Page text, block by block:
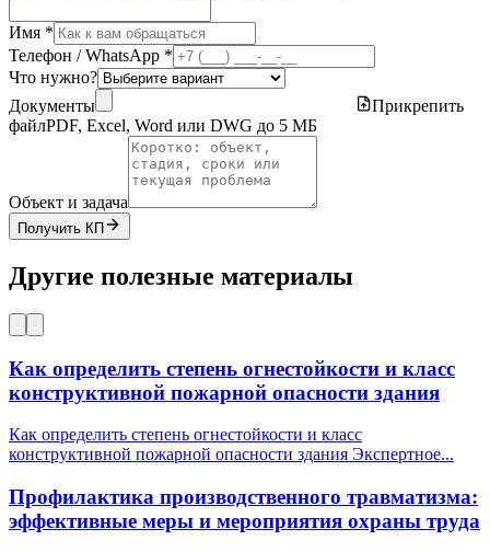
Имя *
Телефон / WhatsApp *
Что нужно?
Документы
Прикрепить
файлPDF, Excel, Word или DWG до 5 МБ
Объект и задача
Получить КП
Другие полезные материалы
Как определить степень огнестойкости и класс
конструктивной пожарной опасности здания
Как определить степень огнестойкости и класс
конструктивной пожарной опасности здания Экспертное...
Профилактика производственного травматизма:
эффективные меры и мероприятия охраны труда